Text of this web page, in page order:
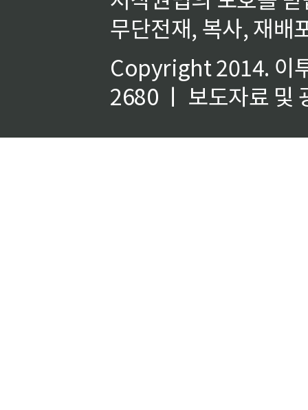
무단전재, 복사, 재배
Copyright 2014. 이
2680 ㅣ 보도자료